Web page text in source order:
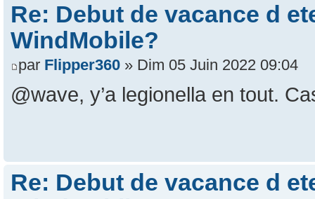
Re: Debut de vacance d
WindMobile?
par Flipper360 » Dim 05 Juin 2022 09:04
@wave, y’a legionella en tout.
Re: Debut de vacance d